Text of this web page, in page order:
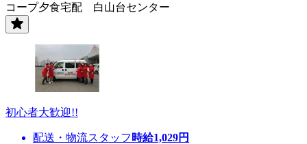
コープ夕食宅配 白山台センター
初心者大歓迎!!
配送・物流スタッフ 時給1,029円